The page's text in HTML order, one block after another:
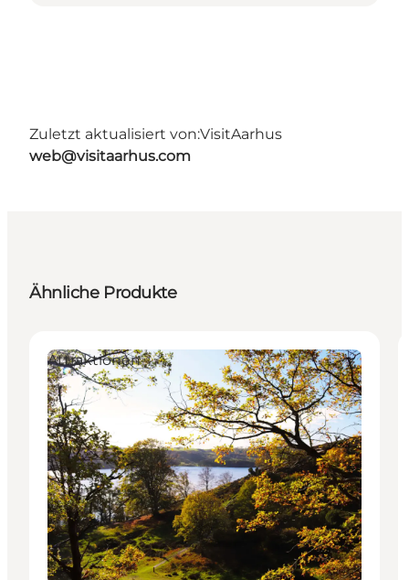
Zuletzt aktualisiert von:VisitAarhus
web@visitaarhus.com
Ähnliche Produkte
Attraktionen